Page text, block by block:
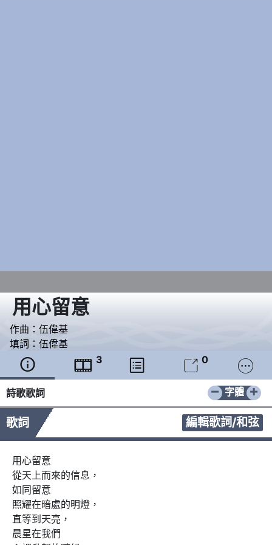
用心留意
作曲： 伍偉基
填詞： 伍偉基
  3   0 
詩歌歌詞 − +
字體
歌詞 編輯歌詞/和弦
用心留意
從天上而來的信息，
如同留意
照耀在暗處的明燈，
直等到天亮，
晨星在我們